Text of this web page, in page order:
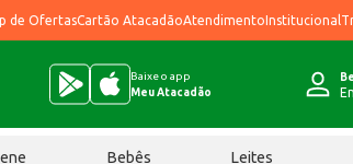
de OfertasCartão AtacadãoAtendimentoInstitucional
Baixe o app
Meu Atacadão
Bebês Leites